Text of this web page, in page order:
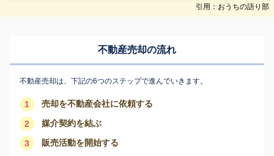
引用：おうちの語り部
不動産売却の流れ
不動産売却は、下記の6つのステップで進んでいきます。
1 売却を不動産会社に依頼する
2 媒介契約を結ぶ
3 販売活動を開始する